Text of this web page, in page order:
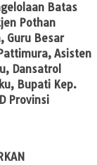
Batas
Pothan
Guru Besar
Asisten
Dansatrol
Bupati Kep.
Provinsi